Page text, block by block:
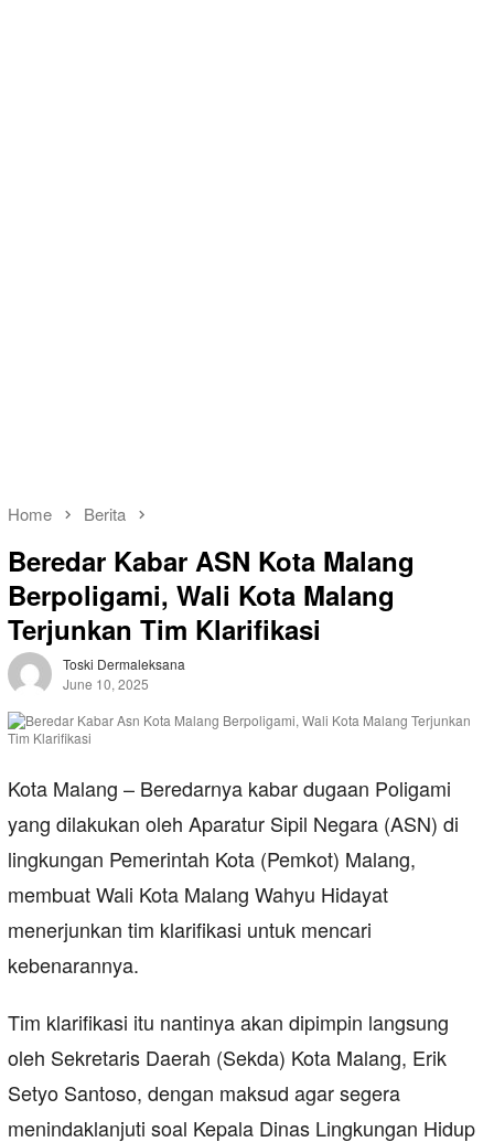
Home Berita
Beredar Kabar ASN Kota Malang
Berpoligami, Wali Kota Malang
Terjunkan Tim Klarifikasi
Toski Dermaleksana
June 10, 2025
Kota Malang – Beredarnya kabar dugaan Poligami
yang dilakukan oleh Aparatur Sipil Negara (ASN) di
lingkungan Pemerintah Kota (Pemkot) Malang,
membuat Wali Kota Malang Wahyu Hidayat
menerjunkan tim klarifikasi untuk mencari
kebenarannya.
Tim klarifikasi itu nantinya akan dipimpin langsung
oleh Sekretaris Daerah (Sekda) Kota Malang, Erik
Setyo Santoso, dengan maksud agar segera
menindaklanjuti soal Kepala Dinas Lingkungan Hidup